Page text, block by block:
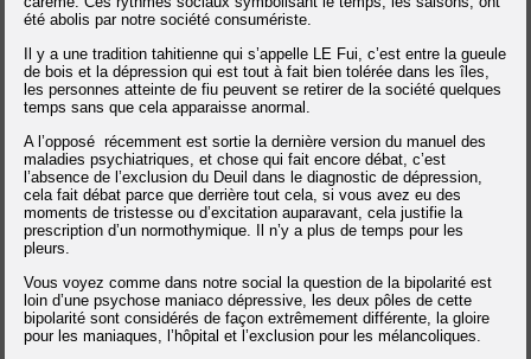
été abolis par notre société consumériste.
Il y a une tradition tahitienne qui s’appelle LE Fui, c’est entre la gueule
de bois et la dépression qui est tout à fait bien tolérée dans les îles,
les personnes atteinte de fiu peuvent se retirer de la société quelques
temps sans que cela apparaisse anormal.
A l’opposérécemment est sortie la dernière version du manuel des
maladies psychiatriques, et chose qui fait encore débat, c’est
l’absence de l’exclusion du Deuil dans le diagnostic de dépression,
cela fait débat parce que derrière tout cela, si vous avez eu des
moments de tristesse ou d’excitation auparavant, cela justifie la
prescription d’un normothymique. Il n’y a plus de temps pour les
pleurs.
Vous voyez comme dans notre social la question de la bipolarité est
loin d’une psychose maniaco dépressive, les deux pôles de cette
bipolarité sont considérés de façon extrêmement différente, la gloire
pour les maniaques, l’hôpital et l’exclusion pour les mélancoliques.